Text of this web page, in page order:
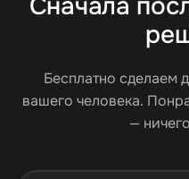
Бесплатно сделаем
вашего человека.
—